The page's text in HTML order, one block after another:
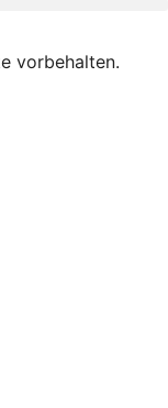
vorbehalten.